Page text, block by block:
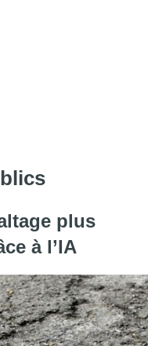
plus
à l’IA